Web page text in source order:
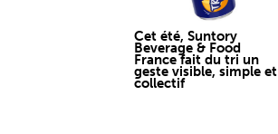
Cet été, Suntory
Beverage & Food
France fait du tri un
geste visible, simple et
collectif